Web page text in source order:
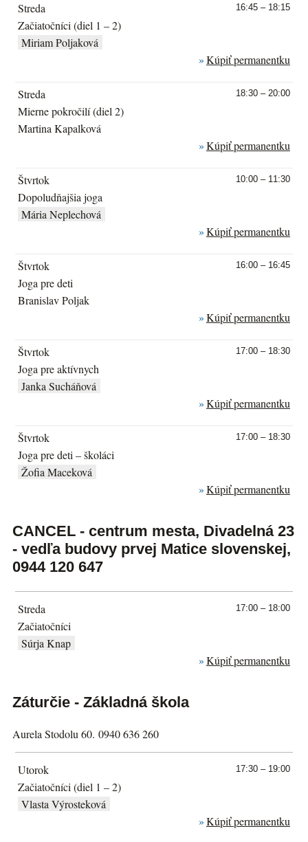
Streda 16:45 – 18:15
Začiatočníci (diel 1 – 2)
Miriam Poljaková
Kúpiť permanentku
Streda 18:30 – 20:00
Mierne pokročilí (diel 2)
Martina Kapalková
Kúpiť permanentku
Štvrtok 10:00 – 11:30
Dopoludňajšia joga
Mária Neplechová
Kúpiť permanentku
Štvrtok 16:00 – 16:45
Joga pre deti
Branislav Poljak
Kúpiť permanentku
Štvrtok 17:00 – 18:30
Joga pre aktívnych
Janka Sucháňová
Kúpiť permanentku
Štvrtok 17:00 – 18:30
Joga pre deti – školáci
Žofia Maceková
Kúpiť permanentku
CANCEL - centrum mesta, Divadelná 23
- vedľa budovy prvej Matice slovenskej,
0944 120 647
Streda 17:00 – 18:00
Začiatočníci
Súrja Knap
Kúpiť permanentku
Záturčie - Základná škola
Aurela Stodolu 60. 0940 636 260
Utorok 17:30 – 19:00
Začiatočníci (diel 1 – 2)
Vlasta Výrosteková
Kúpiť permanentku